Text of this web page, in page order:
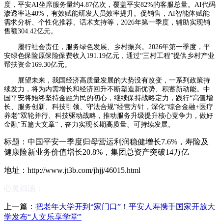
度，平安AI坐席服务量约4.87亿次，覆盖平安82%的客服总量。AI代码
渗透率达40%，有效赋能研发人员效率提升。促销售，AI智能体赋能
需求分析、个性化推荐、话术支持等，2026年第一季度，辅助实现销
售额304.42亿元。
履行社会责任，服务绿色发展、乡村振兴。2026年第一季度，平
安绿色保险原保险保费收入191.19亿元，通过“三村工程”提供乡村产业
帮扶资金169.30亿元。
展望未来，我国经济高质量发展的大势没有改变，一系列政策持
续发力，将为内需增长和经济回升不断塑造新优势、积蓄新动能。中
国平安将始终坚持金融为民的初心，继续保持战略定力，践行“高值增
长、服务创新、科技引领、守法合规”经营方针，深化“综合金融+医疗
养老”双轮并行、科技驱动战略，推动服务升级提升核心竞争力，做好
金融“五篇大文章”，奋力实现长期高质量、可持续发展。
标题：中国平安一季度归母营运利润稳健增长7.6%，寿险及
健康险新业务价值增长20.8%，集团总资产突破14万亿
地址：http://www.jt3b.com/jhjj/46015.html
心灵鸡汤：
上一篇： 把老年大学开到“家门口”！平安人寿携手国家开放大
学发布“人文乐享学堂”